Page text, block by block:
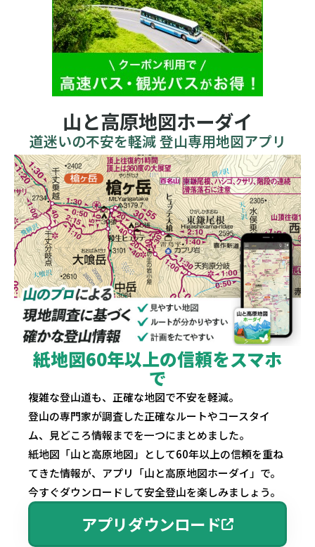
山と高原地図ホーダイ
道迷いの不安を軽減 登山専用地図アプリ
紙地図60年以上の信頼をスマホ
で
複雑な登山道も、正確な地図で不安を軽減。
登山の専門家が調査した正確なルートやコースタイ
ム、見どころ情報までを一つにまとめました。
紙地図「山と高原地図」として60年以上の信頼を重ね
てきた情報が、アプリ「山と高原地図ホーダイ」で。
今すぐダウンロードして安全登山を楽しみましょう。
アプリダウンロード